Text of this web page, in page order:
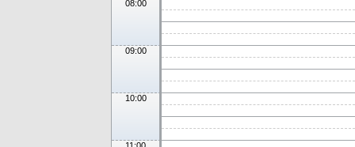
08:00
09:00
10:00